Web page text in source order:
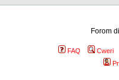
Forom
FAQ
Cweri